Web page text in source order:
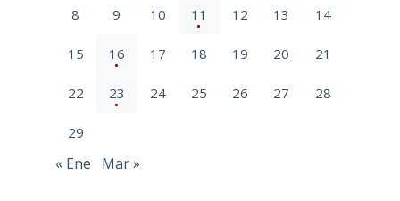
8 9 10 11 12 13 14
15 16 17 18 19 20 21
22 23 24 25 26 27 28
29
« Ene Mar »